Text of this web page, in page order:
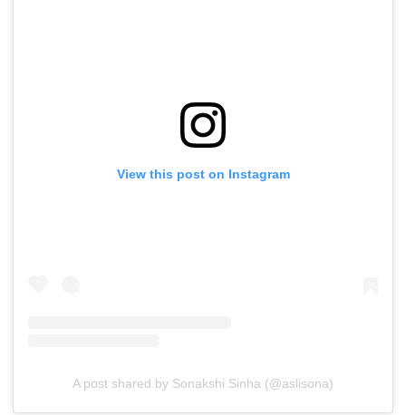
View this post on Instagram
A post shared by Sonakshi Sinha (@aslisona)